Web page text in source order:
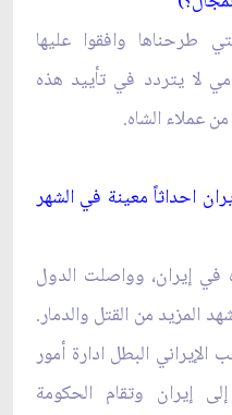
طرحناها وافقوا عليها
لا يتردد في تأييد هذه
عملاء الشاه.
احداثاً معينة في الشهر
في إيران، وواصلت الدول
المزيد من القتل والدمار.
البطل ادارة أمور
إيران وتقام الحكومة